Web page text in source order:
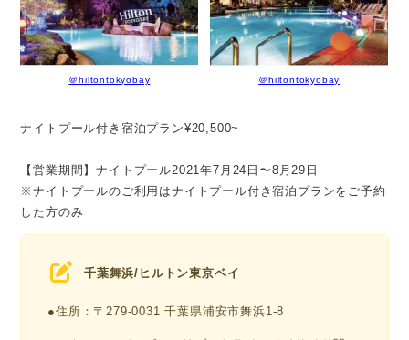
＠hiltontokyobay ＠hiltontokyobay
ナイトプール付き宿泊プラン¥20,500~
【営業期間】ナイトプール2021年7月24日〜8月29日
※ナイトプールのご利用はナイトプール付き宿泊プランをご予約
した方のみ
千葉舞浜/ヒルトン東京ベイ
●住所：〒279-0031 千葉県浦安市舞浜1-8